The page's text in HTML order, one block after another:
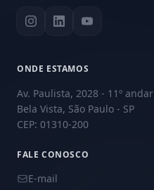
ONDE ESTAMOS
Av. Paulista, 2028 - 11º andar
Bela Vista, São Paulo - SP
CEP: 01310-200
FALE CONOSCO
E-mail